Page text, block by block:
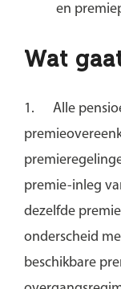
en
Wat
1.
Alle
premie-inleg
dezelfde
onderscheid
beschikbare